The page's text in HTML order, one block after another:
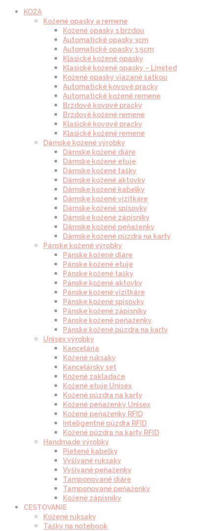
KOŽA
Kožené opasky a remene
Kožené opasky s brzdou
Automatické opasky 3cm
Automatické opasky 3.5cm
Klasické kožené opasky
Klasické kožené opasky – Limited
Kožené opasky viazané šatkou
Automatické kovové pracky
Automatické kožené remene
Brzdové kovové pracky
Brzdové kožené remene
Klasické kovové pracky
Klasické kožené remene
Dámske kožené výrobky
Dámske kožené diáre
Dámske kožené etuje
Dámske kožené tašky
Dámske kožené aktovky
Dámske kožené kabelky
Dámske kožené vizitkáre
Dámske kožené spisovky
Dámske kožené zápisníky
Dámske kožené peňaženky
Dámske kožené púzdra na karty
Pánske kožené výrobky
Pánske kožené diáre
Pánske kožené etuje
Pánske kožené tašky
Pánske kožené aktovky
Pánske kožené vizitkáre
Pánske kožené spisovky
Pánske kožené zápisníky
Pánske kožené peňaženky
Pánske kožené púzdra na karty
Unisex výrobky
Kancelária
Kožené ruksaky
Kancelársky set
Kožené zakladače
Kožené etuje Unisex
Kožené púzdra na karty
Kožené peňaženky Unisex
Kožené peňaženky RFID
Inteligentné púzdra RFID
Kožené púzdra na karty RFID
Handmade výrobky
Pletené kabelky
Vyšívané ruksaky
Vyšívané peňaženky
Tamponované diáre
Tamponované peňaženky
Kožené zápisníky
CESTOVANIE
Kožené ruksaky
Tašky na notebook